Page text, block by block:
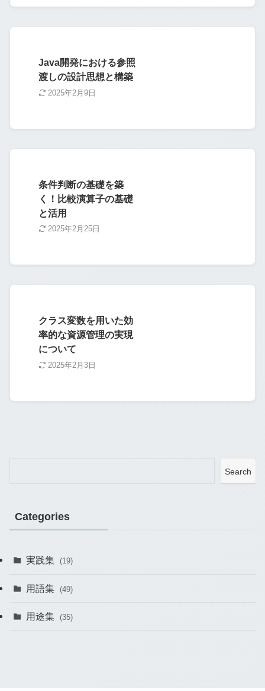
Java開発における参照
渡しの設計思想と構築
2025年2月9日
条件判断の基礎を築
く！比較演算子の基礎
と活用
2025年2月25日
クラス変数を用いた効
率的な資源管理の実現
について
2025年2月3日
Search
Categories
実践集 (19)
用語集 (49)
用途集 (35)